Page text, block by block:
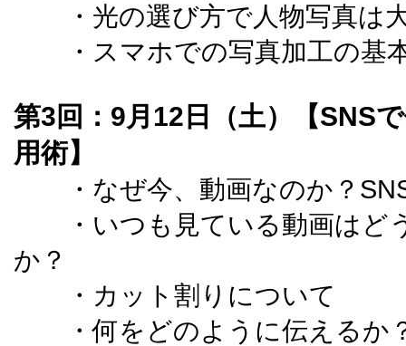
・光の選び方で人物写真は
・スマホでの写真加工の基
第3回：9月12日（土）【SNS
用術】
・なぜ今、動画なのか？
・いつも見ている動画はど
か？
・カット割りについて
・何をどのように伝えるか